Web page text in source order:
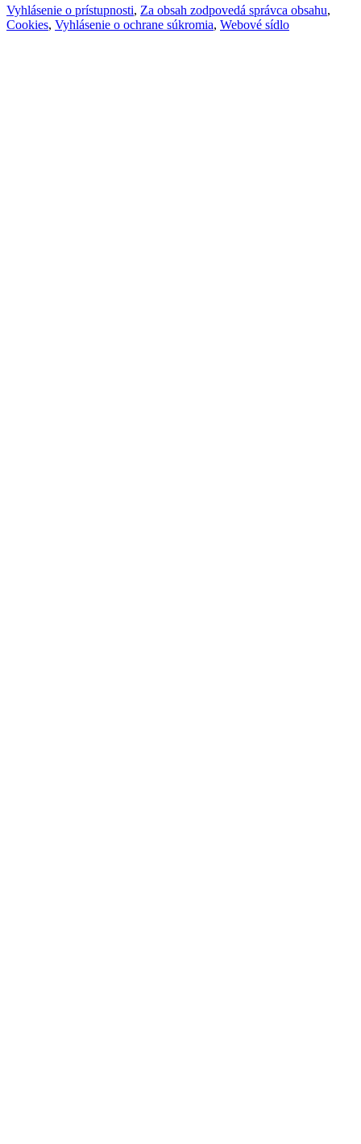
Vyhlásenie o prístupnosti, Za obsah zodpovedá správca obsahu,
Cookies, Vyhlásenie o ochrane súkromia, Webové sídlo